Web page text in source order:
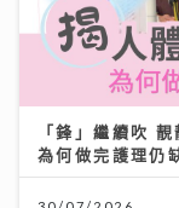
「鋒」繼續吹
為何做完護理仍
【#豐味旅程】
肉卷粉 尋找失傳
02/08/2026